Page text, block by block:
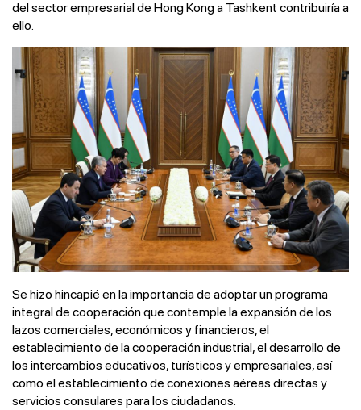
del sector empresarial de Hong Kong a Tashkent contribuiría a
ello.
Se hizo hincapié en la importancia de adoptar un programa
integral de cooperación que contemple la expansión de los
lazos comerciales, económicos y financieros, el
establecimiento de la cooperación industrial, el desarrollo de
los intercambios educativos, turísticos y empresariales, así
como el establecimiento de conexiones aéreas directas y
servicios consulares para los ciudadanos.